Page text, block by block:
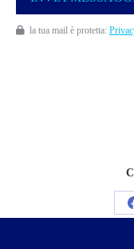
la tua mail è protetta: